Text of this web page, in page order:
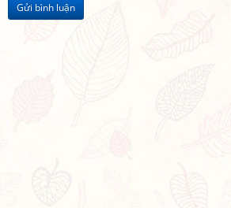
Gửi bình luận